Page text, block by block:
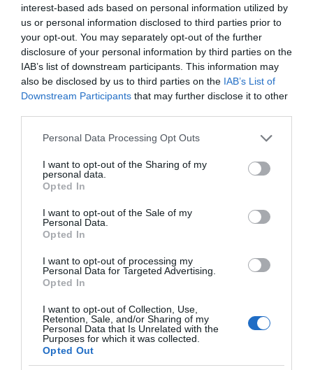
interest-based ads based on personal information utilized by
us or personal information disclosed to third parties prior to
your opt-out. You may separately opt-out of the further
disclosure of your personal information by third parties on the
IAB’s list of downstream participants. This information may
also be disclosed by us to third parties on the IAB’s List of
Downstream Participants that may further disclose it to other
Please note that this website/app uses one or more Google
not limited to your visit or usage behaviour. You may click to
grant or deny consent to Google and its third-party tags to
use your data for below specified purposes in below Google
consent section.
Personal Data Processing Opt Outs
I want to opt-out of the Sharing of my
personal data.
Opted In
I want to opt-out of the Sale of my
Personal Data.
Opted In
I want to opt-out of processing my
Personal Data for Targeted Advertising.
Opted In
I want to opt-out of Collection, Use,
Retention, Sale, and/or Sharing of my
Personal Data that Is Unrelated with the
Purposes for which it was collected.
Opted Out
να μετατρέψει ένα
σε πρωθυπουργική
φιέστα
Μητσοτάκης: Πρεμιέρα
για το myAGRO της
καινοτομίες της
σχήμα στα oversized σου